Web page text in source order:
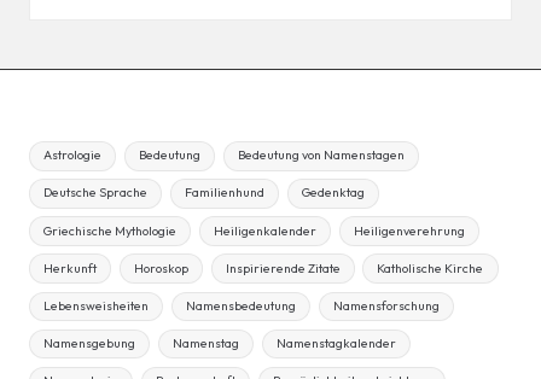
Astrologie Bedeutung Bedeutung von Namenstagen
Deutsche Sprache Familienhund Gedenktag
Griechische Mythologie Heiligenkalender Heiligenverehrung
Herkunft Horoskop Inspirierende Zitate Katholische Kirche
Lebensweisheiten Namensbedeutung Namensforschung
Namensgebung Namenstag Namenstagkalender